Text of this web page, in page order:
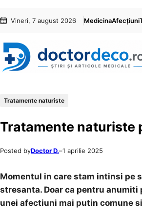
conținut
content
Vineri, 7 august 2026 MedicinaAfecțiuni
Tratamente naturiste
Tratamente naturiste
Posted byDoctor D.–1 aprilie 2025
Momentul in care stam intinsi pe
stresanta. Doar ca pentru
unei afectiuni mai putin comune